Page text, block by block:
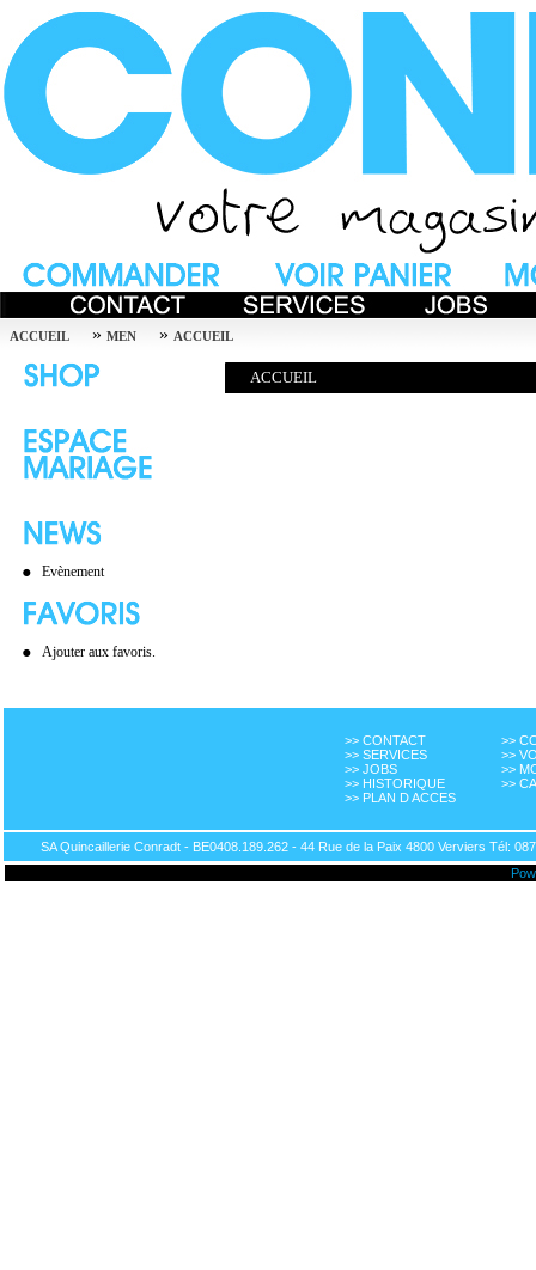
ACCUEIL » MEN » ACCUEIL
Evènement
Ajouter aux favoris.
ACCUEIL
>> CONTACT
>> SERVICES
>> JOBS
>> HISTORIQUE
>> PLAN D ACCES
>>
>>
>>
>>
SA Quincaillerie Conradt - BE0408.189.262 - 44 Rue de la Paix 4800 Verviers Tél: